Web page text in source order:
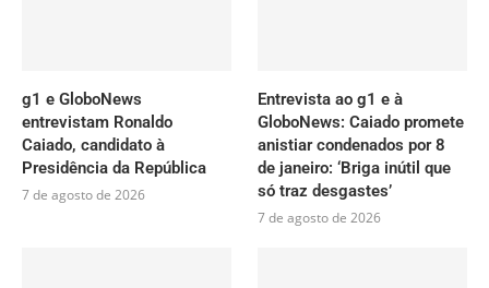
g1 e GloboNews
entrevistam Ronaldo
Caiado, candidato à
Presidência da República
7 de agosto de 2026
Entrevista ao g1 e à
GloboNews: Caiado promete
anistiar condenados por 8
de janeiro: ‘Briga inútil que
só traz desgastes’
7 de agosto de 2026